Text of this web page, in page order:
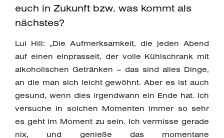
euch in Zukunft bzw. was kommt als
nächstes?
Lui Hill: „Die Aufmerksamkeit, die jeden Abend
auf einen einprasselt, der volle Kühlschrank mit
alkoholischen Getränken – das sind alles Dinge,
an die man sich leicht gewöhnt. Aber es ist auch
gesund, wenn dies irgendwann ein Ende hat. Ich
versuche in solchen Momenten immer so sehr
es geht im Moment zu sein. Ich vermisse gerade
nix, und genieße das momentane